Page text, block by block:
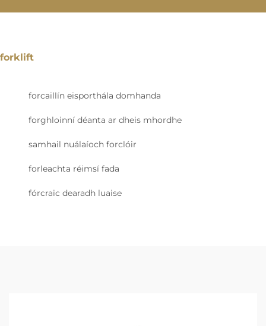
forklift
forcaillín eisporthála domhanda
forghloinní déanta ar dheis mhordhe
samhail nuálaíoch forclóir
forleachta réimsí fada
fórcraic dearadh luaise